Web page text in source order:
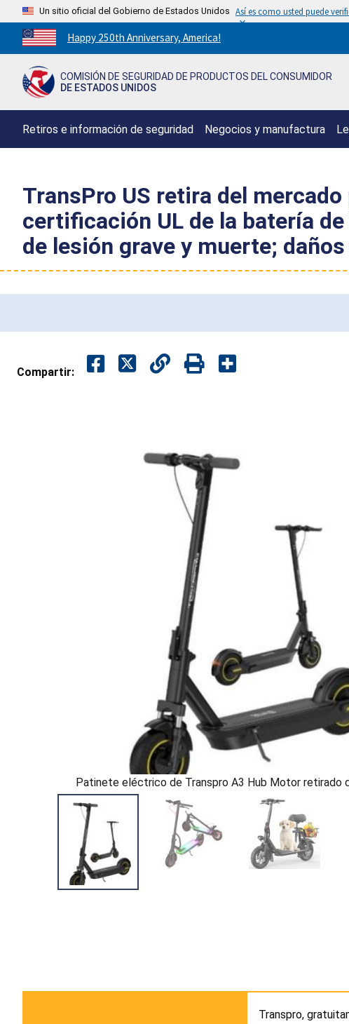
Un sitio oficial del Gobierno de Estados Unidos Así es como usted puede
Countdown
to
America's
250th
Happy 250th Anniversary, America!
COMISIÓN DE SEGURIDAD DE PRODUCTOS DEL CONSUMIDOR
DE ESTADOS UNIDOS
Retiros e información de seguridad Negocios y manufactura
TransPro US retira del
certificación UL de la batería
de lesión grave y muerte;
Compartir:
Patinete eléctrico de Transpro A3 Hub Motor retirado
Transpro,